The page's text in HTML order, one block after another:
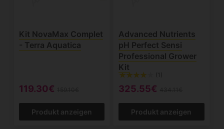
Kit NovaMax Complet
- Terra Aquatica
119.30€
Produkt anzeigen
Advanced Nutrients
pH Perfect Sensi
Professional Grower
Kit
(1)
325.55€
Produkt anzeigen